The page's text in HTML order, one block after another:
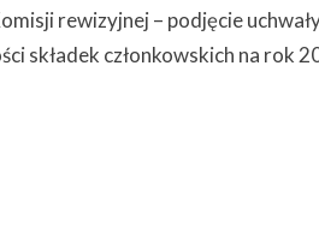
rewizyjnej – podjęcie
składek członkowskich na rok